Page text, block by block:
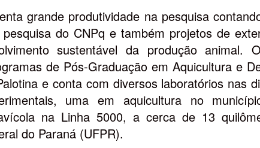
grande produtividade na pesquisa
do CNPq e também projetos de
sustentável da produção animal.
de Pós-Graduação em Aquicultura e
e conta com diversos laboratórios nas
uma em aquicultura no
na Linha 5000, a cerca de 13
do Paraná (UFPR).